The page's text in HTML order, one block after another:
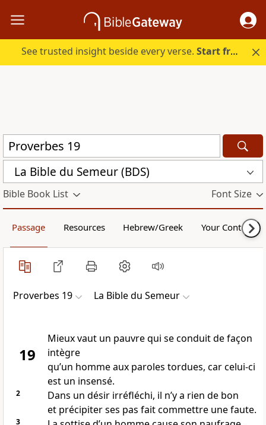
See trusted insight beside every verse.Start free.
La Bible du Semeur (BDS)
Bible Book List Font Size
Passage Resources Hebrew/Greek Your Content
Proverbes 19 La Bible du Semeur
19
Mieux vaut un pauvre qui se conduit de façon
intègre
qu’un homme aux paroles tordues, car celui-ci
est un insensé.
2
Dans un désir irréfléchi, il n’y a rien de bon
et précipiter ses pas fait commettre une faute.
3